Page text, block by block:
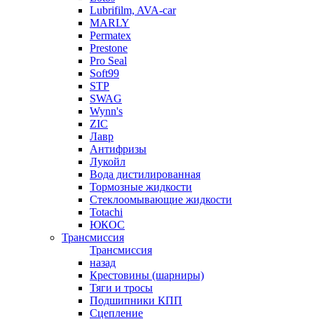
Lubrifilm, AVA-car
MARLY
Permatex
Prestone
Pro Seal
Soft99
STP
SWAG
Wynn's
ZIC
Лавр
Антифризы
Лукойл
Вода дистилированная
Тормозные жидкости
Стеклоомывающие жидкости
Totachi
ЮКОС
Трансмиссия
Трансмиссия
назад
Крестовины (шарниры)
Тяги и тросы
Подшипники КПП
Сцепление